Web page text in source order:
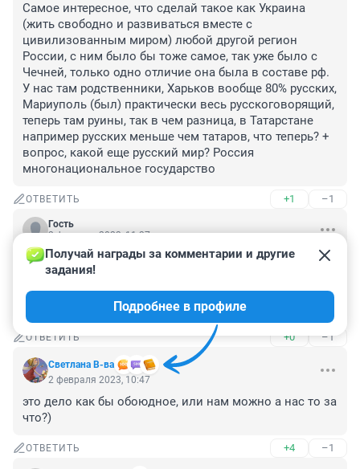
Самое интересное, что сделай такое как Украина
(жить свободно и развиваться вместе с
цивилизованным миром) любой другой регион
России, с ним было бы тоже самое, так уже было с
Чечней, только одно отличие она была в составе рф.
У нас там родственники, Харьков вообще 80% русских,
Мариуполь (был) практически весь русскоговорящий,
теперь там руины, так в чем разница, в Татарстане
например русских меньше чем татаров, что теперь? +
вопрос, какой еще русский мир? Россия
многонациональное государство
ОТВЕТИТЬ +1 –1
Гость
2 февраля 2023, 11:37
ФСБ задержала трех человек, готовивших теракт в
Свердловской области
Чуешь супертуз чем дело пахнет?
ОТВЕТИТЬ +0 –1
Светлана В-ва
Получай награды за комментарии и другие
задания!
Подробнее в профиле
2 февраля 2023, 10:47
это дело как бы обоюдное, или нам можно а нас то за
что?)
ОТВЕТИТЬ +4 –1